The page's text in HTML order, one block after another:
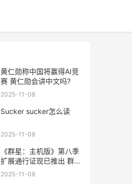
黄仁勋称中国将赢得AI竞
赛 黄仁勋会讲中文吗?
2025-11-08
Sucker sucker怎么读
2025-11-08
《群星：主机版》第八季
扩展通行证现已推出 群星
主机板
2025-11-08